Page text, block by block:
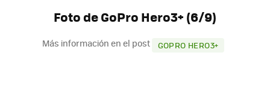
Foto de GoPro Hero3+ (6/9)
Más información en el post GOPRO HERO3+